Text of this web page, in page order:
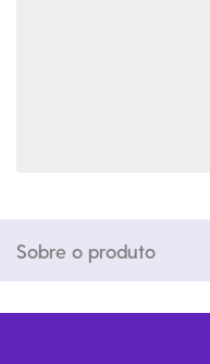
Sobre o produto